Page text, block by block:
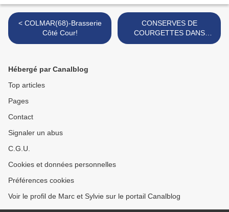
< COLMAR(68)-Brasserie
Côté Cour!
CONSERVES DE
COURGETTES DANS
L'HUILE D'OLIVE >
Hébergé par Canalblog
Top articles
Pages
Contact
Signaler un abus
C.G.U.
Cookies et données personnelles
Préférences cookies
Voir le profil de Marc et Sylvie sur le portail Canalblog